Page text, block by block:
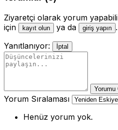
Ziyaretçi olarak yorum
için
kayıt olun ya da giriş yapın .
Yanıtlanıyor:
İptal
Yorumu
Yorum Sıralaması
Henüz yorum yok.